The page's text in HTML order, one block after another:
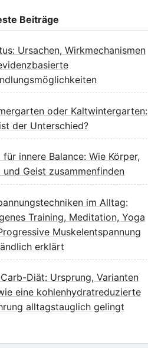
Beiträge
Ursachen, Wirkmechanismen
oder Kaltwintergarten:
der Unterschied?
für innere Balance: Wie Körper,
und Geist zusammenfinden
im Alltag:
Training, Meditation, Yoga
Muskelentspannung
erklärt
Diät: Ursprung, Varianten
eine kohlenhydratreduzierte
alltagstauglich gelingt